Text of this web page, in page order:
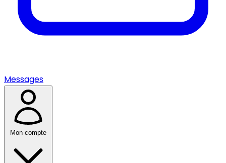
Messages
Mon compte